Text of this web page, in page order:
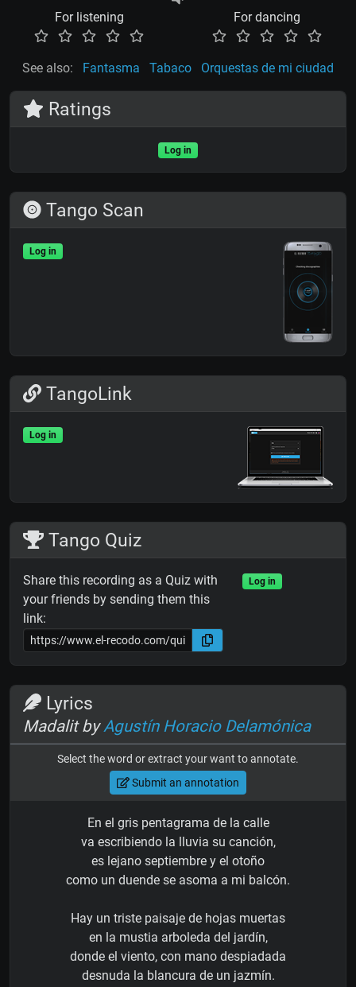
For listening For dancing
See also: Fantasma Tabaco Orquestas de mi ciudad
Ratings
Log in
Tango Scan
Log in
TangoLink
Log in
Tango Quiz
Share this recording as a Quiz with
your friends by sending them this
link:
Log in
Lyrics
Madalit byAgustín Horacio Delamónica
Select the word or extract your want to annotate.
Submit an annotation
En el gris pentagrama de la calle
va escribiendo la lluvia su canción,
es lejano septiembre y el otoño
como un duende se asoma a mi balcón.
Hay un triste paisaje de hojas muertas
en la mustia arboleda del jardín,
donde el viento, con mano despiadada
desnuda la blancura de un jazmín.